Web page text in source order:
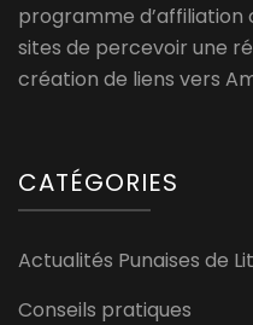
programme
sites de percevoir une
création de liens vers
CATÉGORIES
Actualités Punaises de Lit
Conseils pratiques